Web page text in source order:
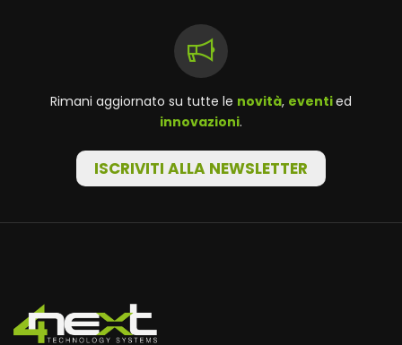
Rimani aggiornato su tutte le novità, eventied
innovazioni.
ISCRIVITI ALLA NEWSLETTER